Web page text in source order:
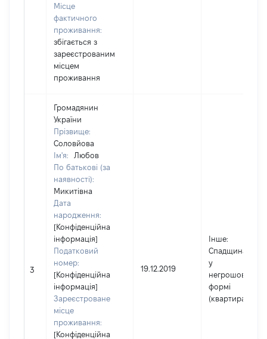
Місце
фактичного
проживання:
збігається з
зареєстрованим
місцем
проживання
3
Громадянин
України
Прізвище:
Соловйова
Ім'я:
Любов
По батькові (за
наявності):
Микитівна
Дата
народження:
[Конфіденційна
інформація]
Податковий
номер:
[Конфіденційна
інформація]
Зареєстроване
місце
проживання:
[Конфіденційна
19.12.2019
Інше:
Спадщина
у
негрошовій
формі
(квартира)